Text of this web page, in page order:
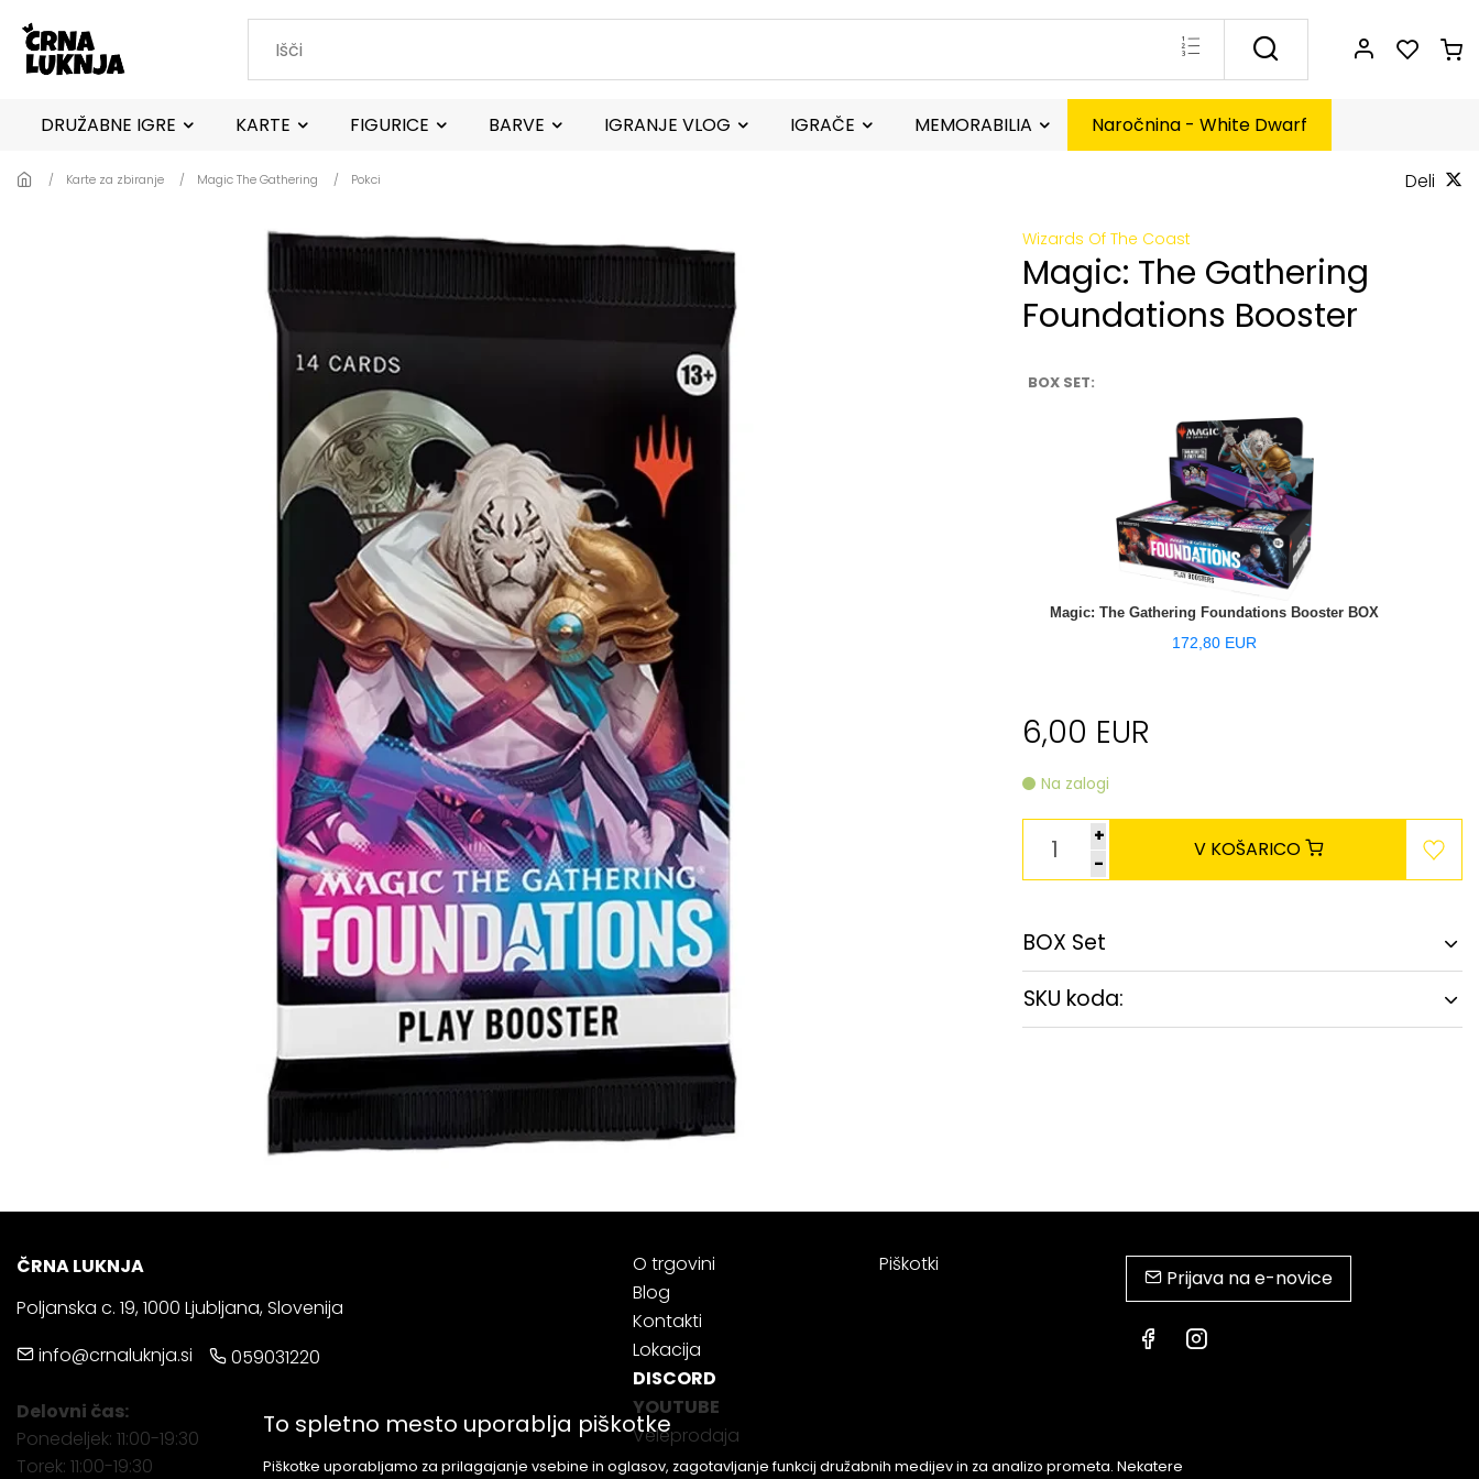
DRUŽABNE IGRE KARTE FIGURICE BARVE IGRANJE VLOG IGRAČE MEMORABILIA Naročnina - White Dwarf
Deli
Karte za zbiranje Magic The Gathering Pokci
Wizards Of The Coast
Magic: The Gathering
Foundations Booster
BOX SET:
Magic: The Gathering Foundations Booster BOX
172,80 EUR
6,00 EUR
Na zalogi
+
-
V KOŠARICO
BOX Set
SKU koda:
ČRNA LUKNJA
Poljanska c. 19, 1000 Ljubljana, Slovenija
info@crnaluknja.si
059031220
Delovni čas:
Ponedeljek: 11:00-19:30
Torek: 11:00-19:30
O trgovini
Blog
Kontakti
Lokacija
DISCORD
YOUTUBE
Veleprodaja
Piškotki
Prijava na e-novice
To spletno mesto uporablja piškotke
Piškotke uporabljamo za prilagajanje vsebine in oglasov, zagotavljanje funkcij družabnih medijev in za analizo prometa. Nekatere